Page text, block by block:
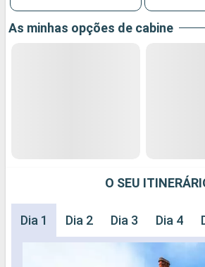
As minhas opções de cabine
O SEU
Dia 1 Dia 2 Dia 3 Dia 4